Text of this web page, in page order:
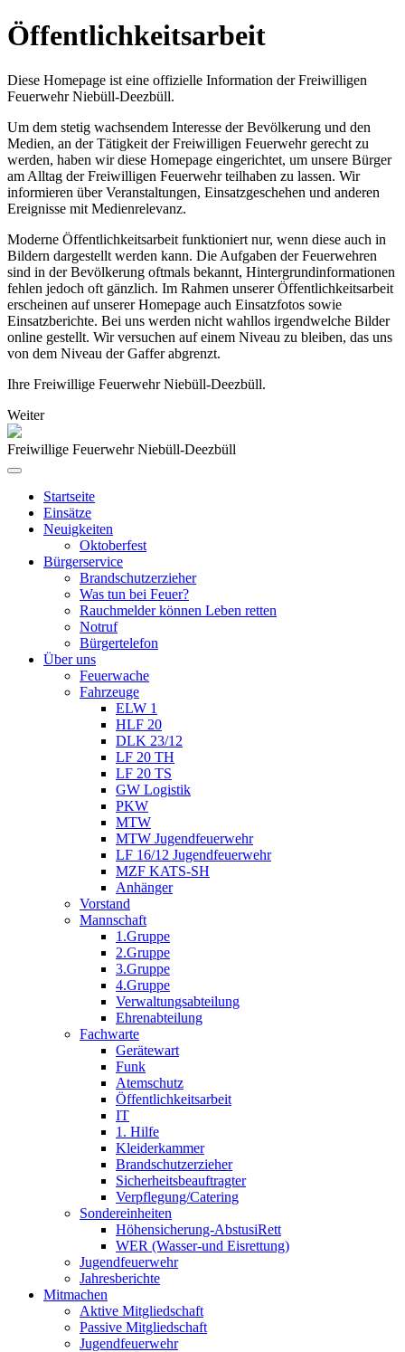
Öffentlichkeitsarbeit
Diese Homepage ist eine offizielle Information der Freiwilligen
Feuerwehr Niebüll-Deezbüll.
Um dem stetig wachsendem Interesse der Bevölkerung und den
Medien, an der Tätigkeit der Freiwilligen Feuerwehr gerecht zu
werden, haben wir diese Homepage eingerichtet, um unsere Bürger
am Alltag der Freiwilligen Feuerwehr teilhaben zu lassen. Wir
informieren über Veranstaltungen, Einsatzgeschehen und anderen
Ereignisse mit Medienrelevanz.
Moderne Öffentlichkeitsarbeit funktioniert nur, wenn diese auch in
Bildern dargestellt werden kann. Die Aufgaben der Feuerwehren
sind in der Bevölkerung oftmals bekannt, Hintergrundinformationen
fehlen jedoch oft gänzlich. Im Rahmen unserer Öffentlichkeitsarbeit
erscheinen auf unserer Homepage auch Einsatzfotos sowie
Einsatzberichte. Bei uns werden nicht wahllos irgendwelche Bilder
online gestellt. Wir versuchen auf einem Niveau zu bleiben, das uns
von dem Niveau der Gaffer abgrenzt.
Ihre Freiwillige Feuerwehr Niebüll-Deezbüll.
Weiter
Freiwillige Feuerwehr Niebüll-Deezbüll
Startseite
Einsätze
Neuigkeiten
Oktoberfest
Bürgerservice
Brandschutzerzieher
Was tun bei Feuer?
Rauchmelder können Leben retten
Notruf
Bürgertelefon
Über uns
Feuerwache
Fahrzeuge
ELW 1
HLF 20
DLK 23/12
LF 20 TH
LF 20 TS
GW Logistik
PKW
MTW
MTW Jugendfeuerwehr
LF 16/12 Jugendfeuerwehr
MZF KATS-SH
Anhänger
Vorstand
Mannschaft
1.Gruppe
2.Gruppe
3.Gruppe
4.Gruppe
Verwaltungsabteilung
Ehrenabteilung
Fachwarte
Gerätewart
Funk
Atemschutz
Öffentlichkeitsarbeit
IT
1. Hilfe
Kleiderkammer
Brandschutzerzieher
Sicherheitsbeauftragter
Verpflegung/Catering
Sondereinheiten
Höhensicherung-AbstusiRett
WER (Wasser-und Eisrettung)
Jugendfeuerwehr
Jahresberichte
Mitmachen
Aktive Mitgliedschaft
Passive Mitgliedschaft
Jugendfeuerwehr